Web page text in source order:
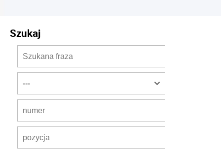
Szukaj